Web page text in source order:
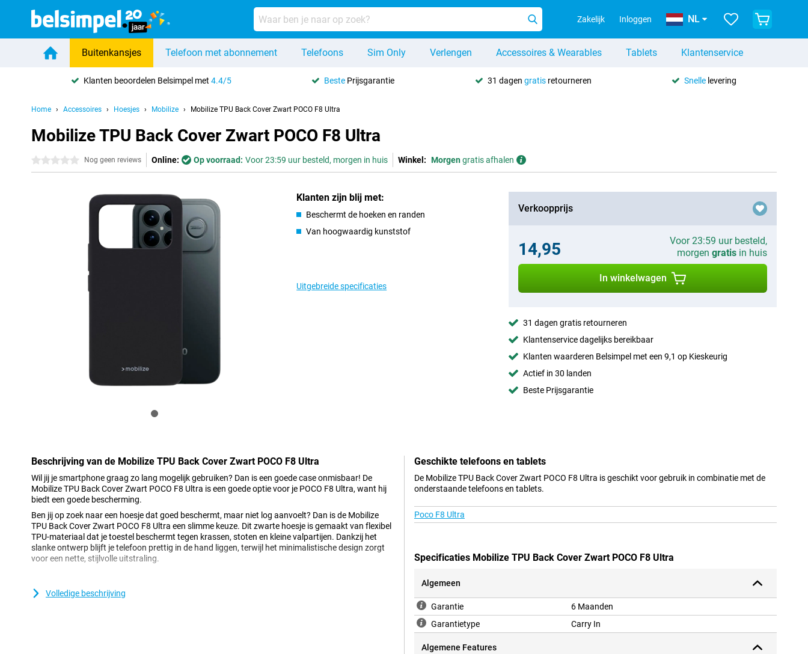
Zakelijk Inloggen NL
Buitenkansjes Telefoon met abonnement Telefoons Sim Only Verlengen Accessoires & Wearables Tablets Klantenservice
Klanten beoordelen Belsimpel met4.4/5 Beste Prijsgarantie 31 dagen gratisretourneren Snellelevering
Home Accessoires Hoesjes Mobilize Mobilize TPU Back Cover Zwart POCO F8 Ultra
Mobilize TPU Back Cover Zwart POCO F8 Ultra
0 sterren Nog geen reviews Online: Op voorraad: Voor 23:59 uur besteld, morgen in huis Winkel: Morgengratis afhalen
Klanten zijn blij met:
Beschermt de hoeken en randen
Van hoogwaardig kunststof
Uitgebreide specificaties
Verkoopprijs
14,95
Voor 23:59 uur besteld,
morgen gratisin huis
In winkelwagen
31 dagen gratis retourneren
Klantenservice dagelijks bereikbaar
Klanten waarderen Belsimpel met een 9,1 op Kieskeurig
Actief in 30 landen
Beste Prijsgarantie
Beschrijving van de Mobilize TPU Back Cover Zwart POCO F8 Ultra
Wil jij je smartphone graag zo lang mogelijk gebruiken? Dan is een goede case onmisbaar! De
Mobilize TPU Back Cover Zwart POCO F8 Ultra is een goede optie voor je POCO F8 Ultra, want hij
biedt een goede bescherming.
Ben jij op zoek naar een hoesje dat goed beschermt, maar niet log aanvoelt? Dan is de Mobilize
TPU Back Cover Zwart POCO F8 Ultra een slimme keuze. Dit zwarte hoesje is gemaakt van flexibel
TPU-materiaal dat je toestel beschermt tegen krassen, stoten en kleine valpartijen. Dankzij het
slanke ontwerp blijft je telefoon prettig in de hand liggen, terwijl het minimalistische design zorgt
voor een nette, stijlvolle uitstraling.
Doordat het hoesje van kunststof gemaakt is, biedt dit optimale bescherming voor je toestel. Hier
Volledige beschrijving
Geschikte telefoons en tablets
De Mobilize TPU Back Cover Zwart POCO F8 Ultra is geschikt voor gebruik in combinatie met de
onderstaande telefoons en tablets.
Poco F8 Ultra
Specificaties Mobilize TPU Back Cover Zwart POCO F8 Ultra
Algemeen
Garantie
6 Maanden
Garantietype
Carry In
Algemene Features